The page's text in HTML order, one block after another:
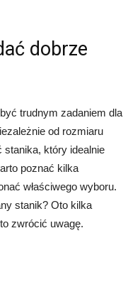
dobrze
trudnym zadaniem dla
od rozmiaru
stanika, który idealnie
poznać kilka
właściwego wyboru.
stanik? Oto kilka
zwrócić uwagę.